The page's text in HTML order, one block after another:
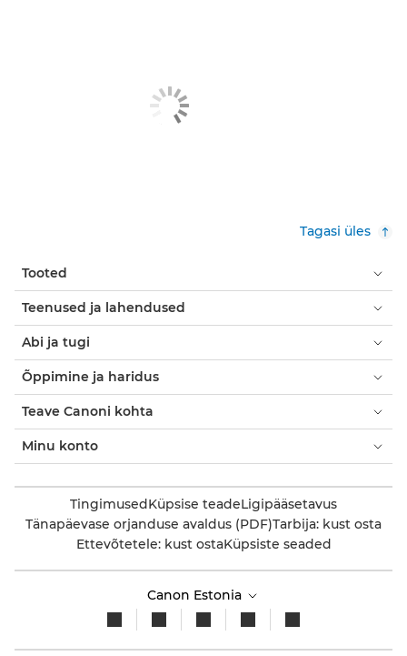
Tagasi üles
Tooted
Teenused ja lahendused
Abi ja tugi
Õppimine ja haridus
Teave Canoni kohta
Minu konto
TingimusedKüpsise teadeLigipääsetavus
Tänapäevase orjanduse avaldus (PDF)Tarbija: kust osta
Ettevõtetele: kust ostaKüpsiste seaded
Canon Estonia